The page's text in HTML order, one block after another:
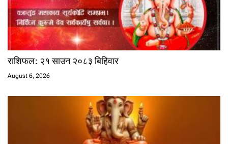
राशिफल: २१ साउन २०८३ बिहिवार
August 6, 2026